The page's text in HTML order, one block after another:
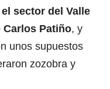
sector del Valle
Patiño, y
unos supuestos
zozobra y